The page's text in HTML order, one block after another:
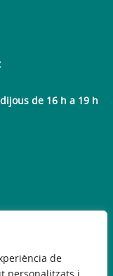
de
de 16 h a 19 h